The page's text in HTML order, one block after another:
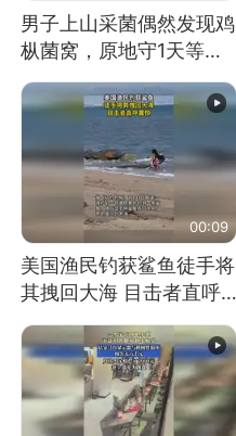
男子上山采菌偶然发现鸡
枞菌窝，原地守1天等它
长大：挖了140多朵
00:09
美国渔民钓获鲨鱼徒手将
其拽回大海 目击者直呼
震惊 （视频来源：参考
消息）